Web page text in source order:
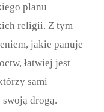
planu
religii. Z tym
jakie panuje
łatwiej jest
sami
drogą.